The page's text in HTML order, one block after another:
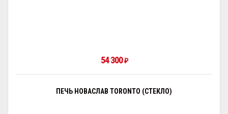
54 300 ₽
ПЕЧЬ НОВАСЛАВ TORONTO (СТЕКЛО)